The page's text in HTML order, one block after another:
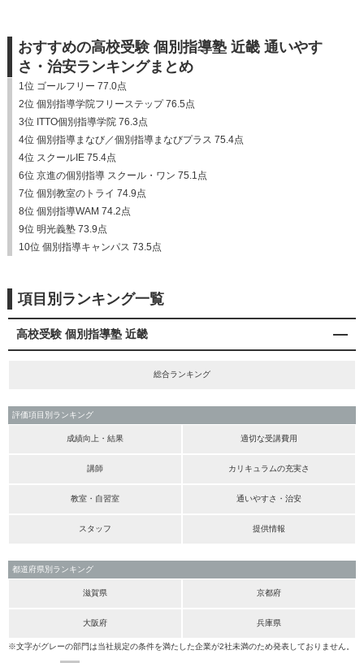
おすすめの高校受験 個別指導塾 近畿 通いやす
さ・治安ランキングまとめ
1位 ゴールフリー 77.0点
2位 個別指導学院フリーステップ 76.5点
3位 ITTO個別指導学院 76.3点
4位 個別指導まなび／個別指導まなびプラス 75.4点
4位 スクールIE 75.4点
6位 京進の個別指導 スクール・ワン 75.1点
7位 個別教室のトライ 74.9点
8位 個別指導WAM 74.2点
9位 明光義塾 73.9点
10位 個別指導キャンパス 73.5点
項目別ランキング一覧
高校受験 個別指導塾 近畿
総合ランキング
評価項目別ランキング
成績向上・結果 適切な受講費用
講師 カリキュラムの充実さ
教室・自習室 通いやすさ・治安
スタッフ 提供情報
都道府県別ランキング
滋賀県 京都府
大阪府 兵庫県
※文字がグレーの部門は当社規定の条件を満たした企業が2社未満のため発表しておりません。